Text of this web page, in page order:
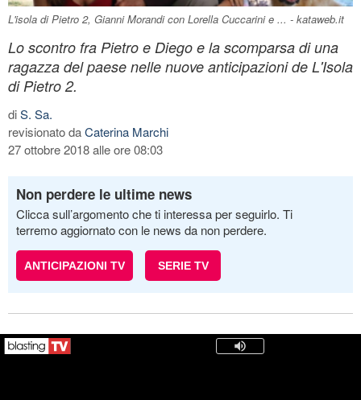
L'isola di Pietro 2, Gianni Morandi con Lorella Cuccarini e ... - kataweb.it
Lo scontro fra Pietro e Diego e la scomparsa di una
ragazza del paese nelle nuove anticipazioni de L'Isola
di Pietro 2.
diS. Sa.
revisionato daCaterina Marchi
27 ottobre 2018 alle ore 08:03
Non perdere le ultime news
Clicca sull’argomento che ti interessa per seguirlo. Ti
terremo aggiornato con le news da non perdere.
ANTICIPAZIONI TV SERIE TV